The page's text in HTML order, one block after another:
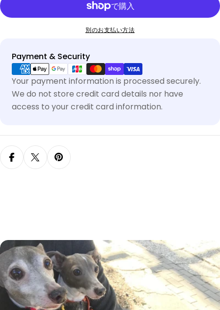
別のお支払い方法
Payment & Security
Your payment information is processed securely.
We do not store credit card details nor have
access to your credit card information.